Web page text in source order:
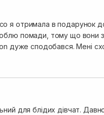
я отримала в подарунок
помади, тому що вони
дуже сподобався. Мені
пудрово-коричневий
чи відчувається
для блідих дівчат.